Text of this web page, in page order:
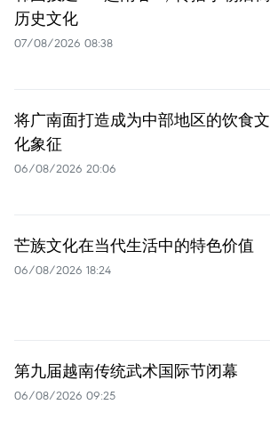
历史文化
07/08/2026 08:38
将广南面打造成为中部地区的饮食文
化象征
06/08/2026 20:06
芒族文化在当代生活中的特色价值
06/08/2026 18:24
第九届越南传统武术国际节闭幕
06/08/2026 09:25